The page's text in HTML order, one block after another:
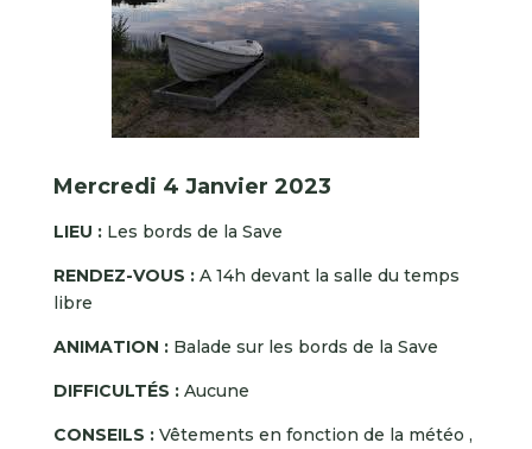
Mercredi 4 Janvier 2023
LIEU : Les bords de la Save
RENDEZ-VOUS : A 14h devant la salle du temps
libre
ANIMATION : Balade sur les bords de la Save
DIFFICULTÉS :Aucune
CONSEILS : Vêtements en fonction de la météo ,